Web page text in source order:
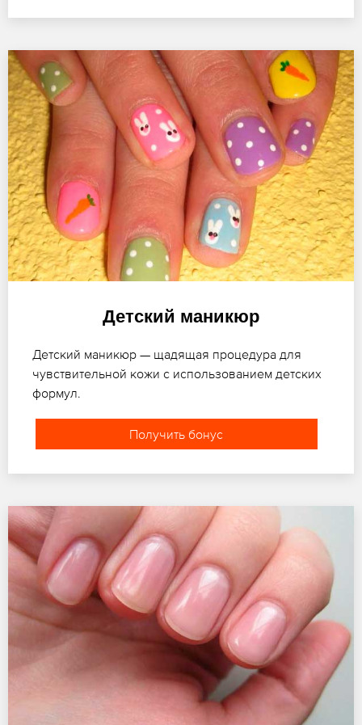
Детский маникюр
Детский маникюр — щадящая процедура для
чувствительной кожи с использованием детских
формул.
Получить бонус